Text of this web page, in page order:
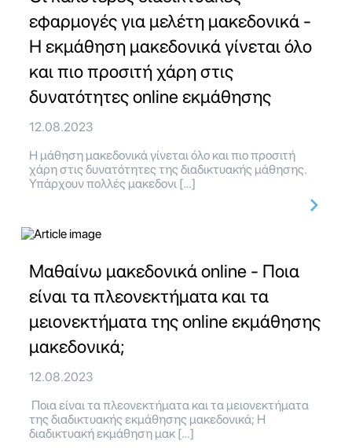
εφαρμογές για μελέτη μακεδονικά -
Η εκμάθηση μακεδονικά γίνεται όλο
και πιο προσιτή χάρη στις
δυνατότητες online εκμάθησης
12.08.2023
Η μάθηση μακεδονικά γίνεται όλο και πιο προσιτή
χάρη στις δυνατότητες της διαδικτυακής μάθησης.
Υπάρχουν πολλές μακεδονι […]
Μαθαίνω μακεδονικά online - Ποια
είναι τα πλεονεκτήματα και τα
μειονεκτήματα της online εκμάθησης
μακεδονικά;
12.08.2023
Ποια είναι τα πλεονεκτήματα και τα μειονεκτήματα
της διαδικτυακής εκμάθησης μακεδονικά; Η
διαδικτυακή εκμάθηση μακ […]